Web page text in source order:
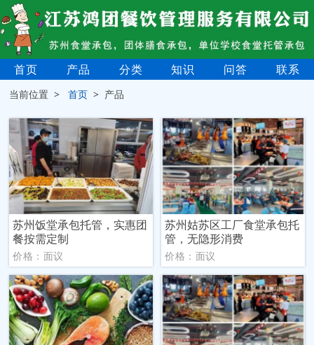
首页 产品 分类 知识 问答 联系
当前位置 >首页 > 产品
苏州饭堂承包托管，实惠团
餐按需定制
价格：面议
苏州姑苏区工厂食堂承包托
管，无隐形消费
价格：面议